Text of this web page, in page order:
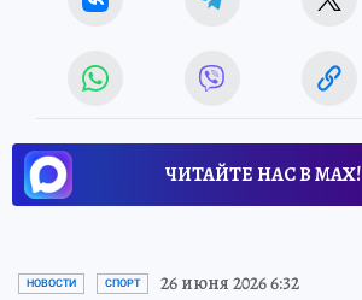
ЧИТАЙТЕ НАС В МАХ!
НОВОСТИ СПОРТ 26 июня 2026 6:32